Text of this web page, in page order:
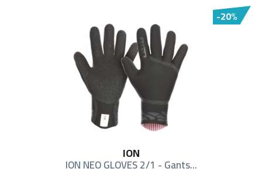
-20%
ION
ION NEO GLOVES 2/1 - Gants...